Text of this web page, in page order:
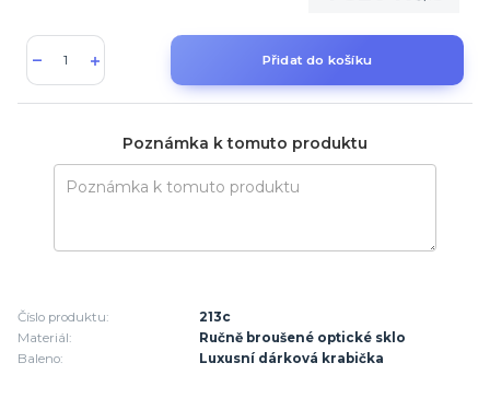
Přidat do košíku
Poznámka k tomuto produktu
Číslo produktu:
213c
Materiál:
Ručně broušené optické sklo
Baleno:
Luxusní dárková krabička